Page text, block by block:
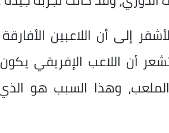
إلى أن اللاعبين
"تشعر أن اللاعب الإفريقي
وهذا السبب هو